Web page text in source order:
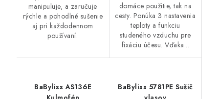
manipuluje, a zaručuje
rýchle a pohodlné sušenie
aj pri každodennom
používaní.
domáce použitie, tak na
cesty. Ponúka 3 nastavenia
teploty a funkciu
studeného vzduchu pre
fixáciu účesu. Vďaka...
BaByliss AS136E
BaByliss 5781PE Sušič